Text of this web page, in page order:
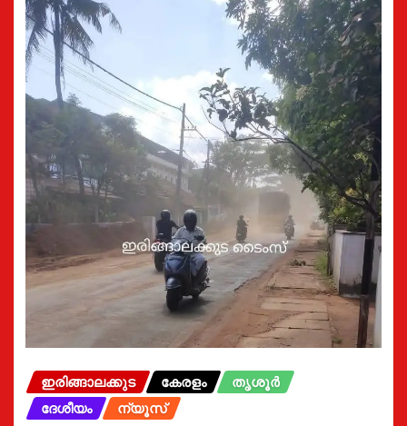
ഇരിങ്ങാലക്കുട കേരളം
തൃശൂർ
ദേശീയം
ന്യൂസ്